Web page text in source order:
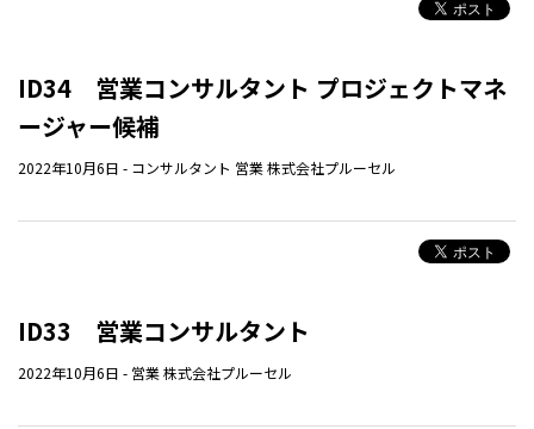
ID34 営業コンサルタント プロジェクトマネ
ージャー候補
2022年10月6日 - コンサルタント 営業株式会社プルーセル
ID33 営業コンサルタント
2022年10月6日 - 営業株式会社プルーセル